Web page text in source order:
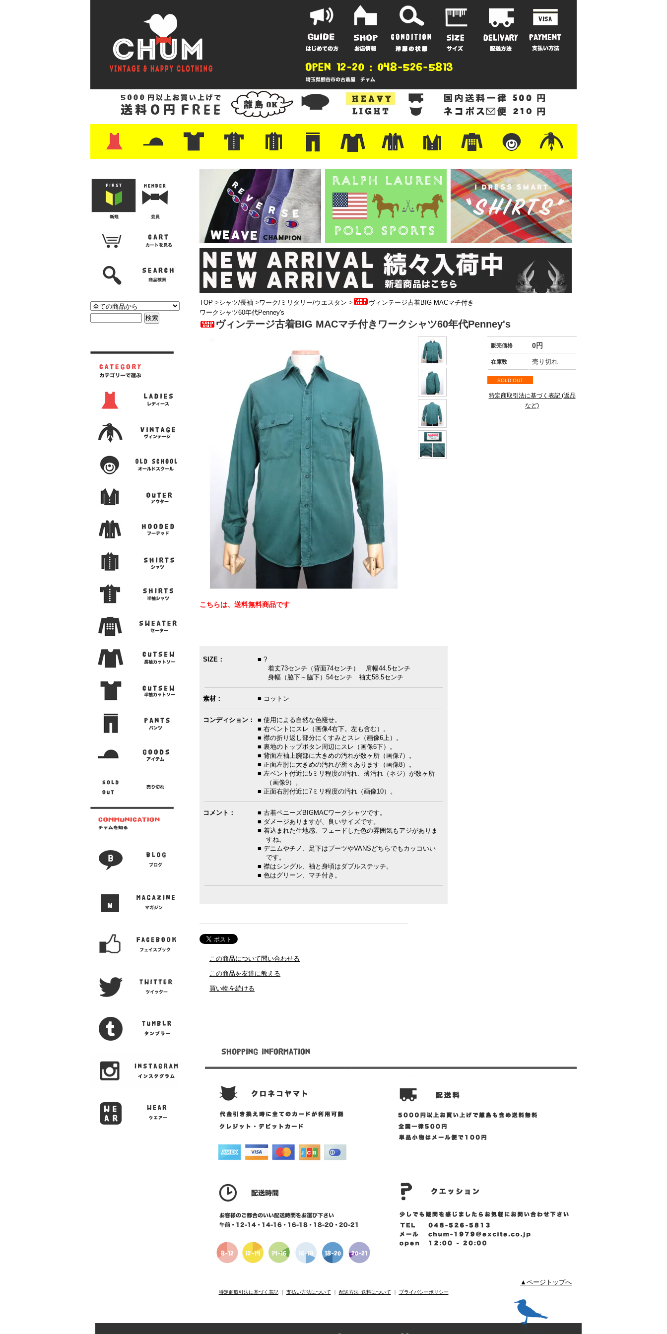
・レザーシューズ/スニーカー
・プリントTシャツ
・バンド/ツアー
・キャラクター
・Nike/adidas/スポーツ
・チャンピオン
・サーフ/スケート
・ボーダー/総柄/無地
・フットボール/リンガー
・タンクトップ/NBA・ポロシャツ
・半袖シャツ
・アロハ/サーフ/ボーリング
・ラルフ/ブランド
・無地/チェック/ストライプ
・ワーク/ミリタリー/ウエスタ
・ネル/ウール ・ショートパンツ
・アウトドア/グラミチ
・ジーンズ/ペインター
・Levi's RED
・ミリタリー/ワーク
・コーデュロイ/スタプレ
・コットン/スラックス/チノ
・オーバーオール/つなぎ
・ジャージ/スウェット/ナイロ
ン
・セントジェームス/ルミノア
・ロンT/サーマル/ラグビー・プリント/半袖/スウェット
・チャンピオン/リバース
・パーカー ・デニム/コットン
・アウトドア/フリース
・ジャージ/ナイロン
・ミリタリー/ワーク
・ウール/レザー
・スーツ/ジレ
TOP >シャツ/長袖 >ワーク/ミリタリー/ウエスタン >
ヴィンテージ古着BIG MACマチ付き
ワークシャツ60年代Penney's
ヴィンテージ古着BIG MACマチ付きワークシャツ60年代Penney's
販売価格 0円
在庫数 売り切れ
SOLD OUT
特定商取引法に基づく表記 (返品
など)
こちらは、送料無料商品です
SIZE：
■ ?
着丈73センチ（背面74センチ） 肩幅44.5センチ
身幅（脇下～脇下）54センチ 袖丈58.5センチ
素材： ■ コットン
コンディション：
■ 使用による自然な色褪せ。
■ 右ベントにスレ（画像4右下。左も含む）。
■ 襟の折り返し部分にくすみとスレ（画像6上）。
■ 裏地のトップボタン周辺にスレ（画像6下）。
■ 背面左袖上腕部に大きめの汚れが数ヶ所（画像7）。
■ 正面左肘に大きめの汚れが所々あります（画像8）。
■ 左ベント付近に5ミリ程度の汚れ、薄汚れ（ネジ）が数ヶ所
（画像9）。
■ 正面右肘付近に7ミリ程度の汚れ（画像10）。
コメント：
■ 古着ペニーズBIGMACワークシャツです。
■ ダメージありますが、良いサイズです。
■ 着込まれた生地感、フェードした色の雰囲気もアジがありま
すね。
■ デニムやチノ、足下はブーツやVANSどちらでもカッコいい
です。
■ 襟はシングル、袖と身頃はダブルステッチ。
■ 色はグリーン、マチ付き。
この商品について問い合わせる
この商品を友達に教える
買い物を続ける
▲ページトップへ
特定商取引法に基づく表記｜ 支払い方法について ｜ 配送方法･送料について ｜ プライバシーポリシー